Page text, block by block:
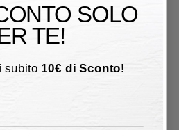
SOLO
TE!
subito 10€ di Sconto!